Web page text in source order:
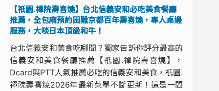
【祇園.禪院壽喜燒】台北信義安和必吃美食餐廳
推薦，全包廂預約困難京都百年壽喜燒，專人桌邊
服務，大啖日本頂級和牛！
台北信義安和美食吃哪間？獨家告訴你評分最高的
信義安和美食餐廳推薦【祇園.禪院壽喜燒】，
Dcard與PTT人氣推薦必吃的信義安和美食，祇園.
禪院壽喜燒2026年最新菜單不斷更新！這是一間